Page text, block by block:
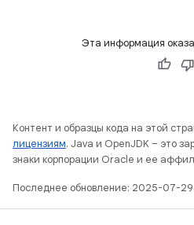
Эта информация
Контент и образцы кода на этой
лицензиям. Java и OpenJDK – это
знаки корпорации Oracle и ее
Последнее обновление: 2025-07-29